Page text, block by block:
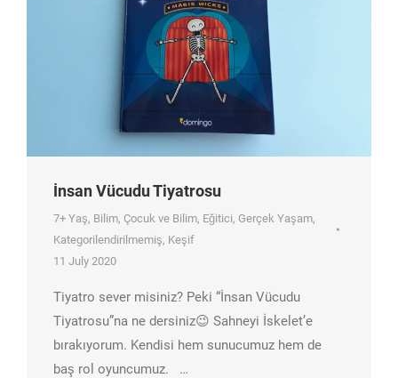
İnsan Vücudu Tiyatrosu
7+ Yaş, Bilim, Çocuk ve Bilim, Eğitici, Gerçek Yaşam,
Kategorilendirilmemiş, Keşif
11 July 2020
Tiyatro sever misiniz? Peki “İnsan Vücudu
Tiyatrosu”na ne dersiniz😉 Sahneyi İskelet’e
bırakıyorum. Kendisi hem sunucumuz hem de
baş rol oyuncumuz. …